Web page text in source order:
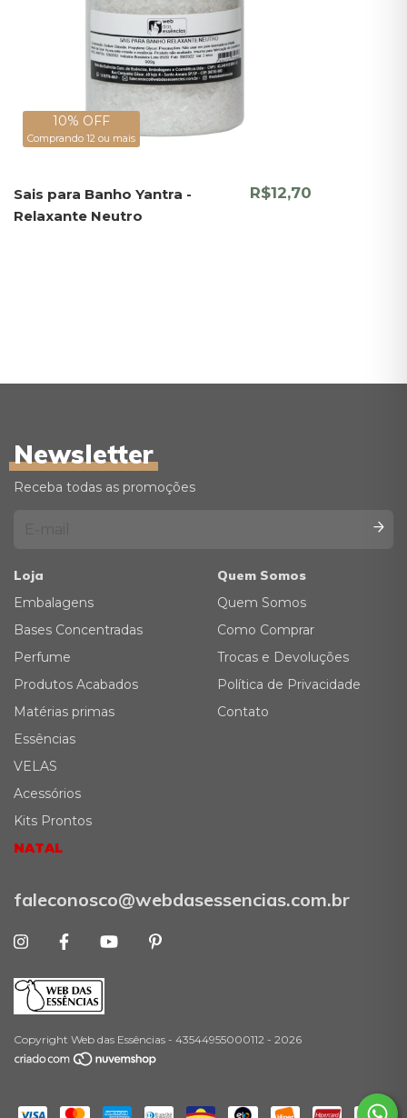
10% OFF
Comprando 12 ou mais
Sais para Banho Yantra -
Relaxante Neutro
R$12,70
Newsletter
Receba todas as promoções
Loja
Embalagens
Bases Concentradas
Perfume
Produtos Acabados
Matérias primas
Essências
VELAS
Acessórios
Kits Prontos
NATAL
Quem Somos
Quem Somos
Como Comprar
Trocas e Devoluções
Política de Privacidade
Contato
faleconosco@webdasessencias.com.br
Copyright Web das Essências - 43544955000112 - 2026